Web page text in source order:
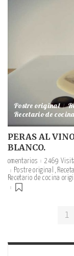
Postre original
Recetario de
PERAS AL
BLANCO.
omentarios
2469
Postre original
Recetario de cocina
1